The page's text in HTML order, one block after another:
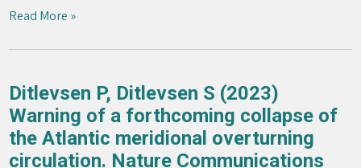
Read More »
Ditlevsen P, Ditlevsen S (2023)
Warning of a forthcoming collapse of
the Atlantic meridional overturning
circulation. Nature Communications